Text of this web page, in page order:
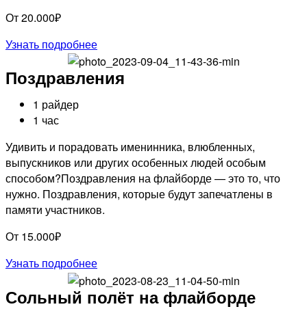
От 20.000₽
Узнать подробнее
Поздравления
1 райдер
1 час
Удивить и порадовать именинника, влюбленных,
выпускников или других особенных людей особым
способом?Поздравления на флайборде — это то, что
нужно. Поздравления, которые будут запечатлены в
памяти участников.
От 15.000₽
Узнать подробнее
Сольный полёт на флайборде